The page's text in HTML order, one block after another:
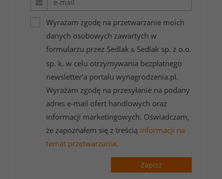
Wyrażam zgodę na przetwarzanie moich
danych osobowych zawartych w
formularzu przez Sedlak & Sedlak sp. z o.o.
sp. k. w celu otrzymywania bezpłatnego
newsletter’a portalu wynagrodzenia.pl.
Wyrażam zgodę na przesyłanie na podany
adres e-mail ofert handlowych oraz
informacji marketingowych. Oświadczam,
że zapoznałem się z treścią informacji na
temat przetwarzania.
Zapisz